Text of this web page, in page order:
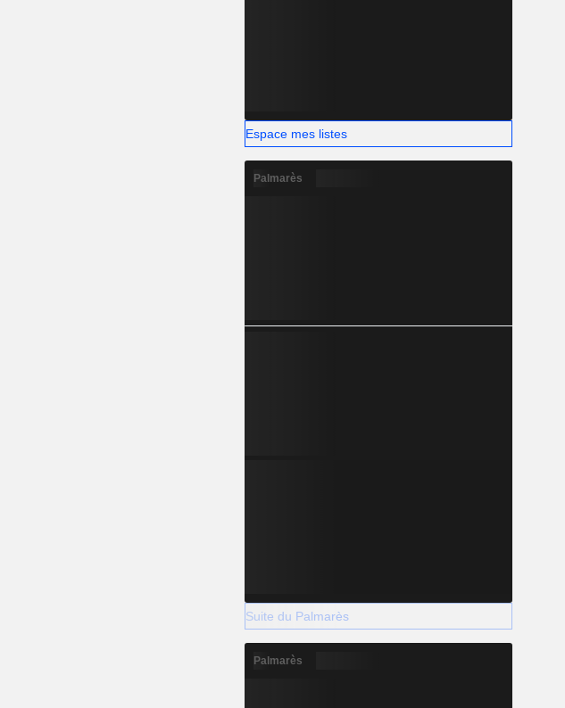
Espace mes listes
Palmarès
Suite du Palmarès
Palmarès